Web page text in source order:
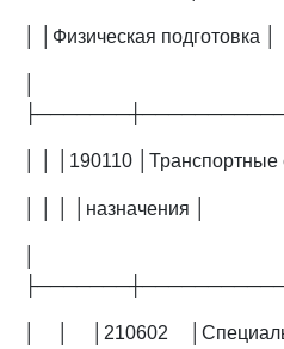
│ │Физическая подготовка
│ │ │190110 │Транспортные
│ │ │ │назначения │
│ │ │210602